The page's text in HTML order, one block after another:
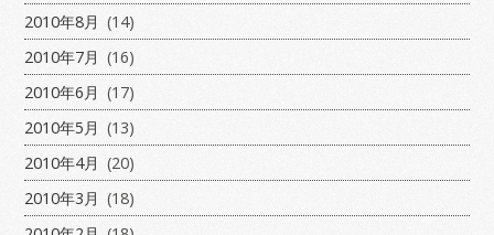
2010年8月 (14)
2010年7月 (16)
2010年6月 (17)
2010年5月 (13)
2010年4月 (20)
2010年3月 (18)